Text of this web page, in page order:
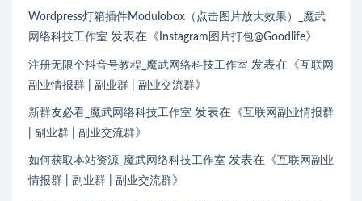
Wordpress灯箱插件Modulobox（点击图片放大效果）_魔武
网络科技工作室 发表在《 Instagram图片打包@Goodlife》
注册无限个抖音号教程_魔武网络科技工作室 发表在《互联网
副业情报群 | 副业群 | 副业交流群》
新群友必看_魔武网络科技工作室 发表在《互联网副业情报群
| 副业群 | 副业交流群》
如何获取本站资源_魔武网络科技工作室 发表在《互联网副业
情报群 | 副业群 | 副业交流群》